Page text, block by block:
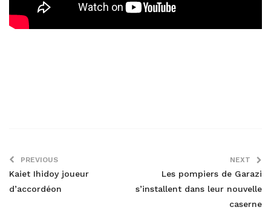
PREVIOUS
Kaiet Ihidoy joueur
d’accordéon
NEXT
Les pompiers de Garazi
s’installent dans leur nouvelle
caserne